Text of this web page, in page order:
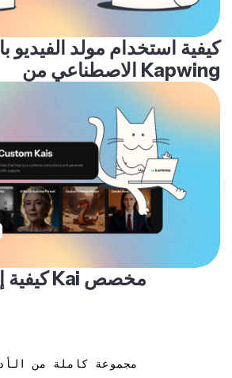
كيفية استخدام مولد الفيديو
الاصطناعي من Kapwing
كيفية إنشاء Kai مخصص
مجموعة كاملة من